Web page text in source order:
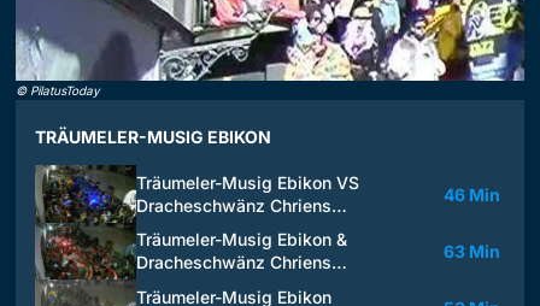
© PilatusToday
TRÄUMELER-MUSIG EBIKON
Träumeler-Musig Ebikon VS
Dracheschwänz Chriens…
46 Min
Träumeler-Musig Ebikon &
Dracheschwänz Chriens…
63 Min
Träumeler-Musig Ebikon